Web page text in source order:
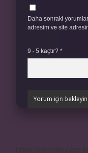
Daha sonraki
adresim ve site
9 - 5 kaçtır? *